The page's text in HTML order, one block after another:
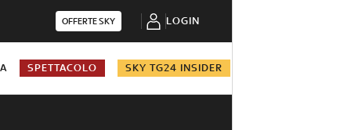
OFFERTE SKY LOGIN
SPETTACOLO SKY TG24 INSIDER